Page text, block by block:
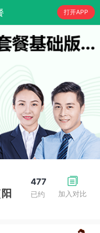
打开APP
加入对比
477
已约